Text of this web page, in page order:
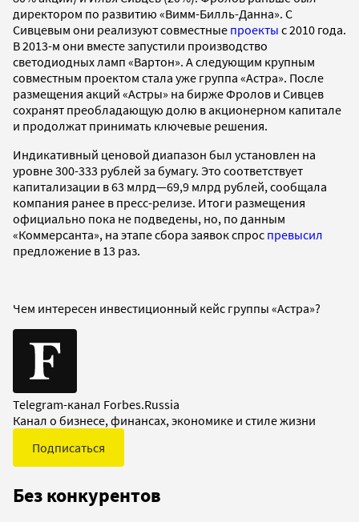
директором по развитию «Вимм-Билль-Данна». С
Сивцевым они реализуют совместные проекты с 2010 года.
В 2013-м они вместе запустили производство
светодиодных ламп «Вартон». А следующим крупным
совместным проектом стала уже группа «Астра». После
размещения акций «Астры» на бирже Фролов и Сивцев
сохранят преобладающую долю в акционерном капитале
и продолжат принимать ключевые решения.
Индикативный ценовой диапазон был установлен на
уровне 300-333 рублей за бумагу. Это соответствует
капитализации в 63 млрд—69,9 млрд рублей, сообщала
компания ранее в пресс-релизе. Итоги размещения
официально пока не подведены, но, по данным
«Коммерсанта», на этапе сбора заявок спрос превысил
предложение в 13 раз.
Чем интересен инвестиционный кейс группы «Астра»?
Telegram-канал Forbes.Russia
Канал о бизнесе, финансах, экономике и стиле жизни
Подписаться
Без конкурентов